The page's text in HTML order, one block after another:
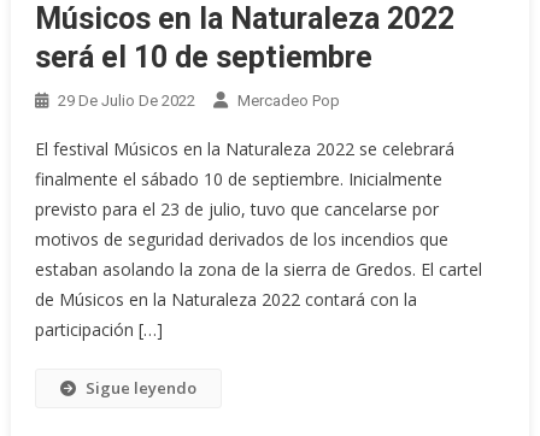
Músicos en la Naturaleza 2022
será el 10 de septiembre
29 De Julio De 2022 Mercadeo Pop
El festival Músicos en la Naturaleza 2022 se celebrará
finalmente el sábado 10 de septiembre. Inicialmente
previsto para el 23 de julio, tuvo que cancelarse por
motivos de seguridad derivados de los incendios que
estaban asolando la zona de la sierra de Gredos. El cartel
de Músicos en la Naturaleza 2022 contará con la
participación […]
Sigue leyendo